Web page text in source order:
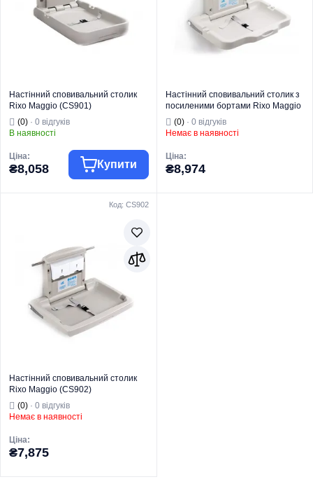
Настінний сповивальний столик
Rixo Maggio (CS901)
(0) · 0 відгуків
В наявності
Ціна:
₴8,058 Купити
Maggio
Призначення
Для кімнати
матері та
громадських
місцях
Тип монтажу
Настінний
Настінний
Настінний сповивальний столик з
посиленими бортами Rixo Maggio
(CS903)
(0)· 0 відгуків
Немає в наявності
Ціна:
₴8,974
Код: CS902
Настінний сповивальний столик
Rixo Maggio (CS902)
(0) · 0 відгуків
Немає в наявності
Ціна:
₴7,875